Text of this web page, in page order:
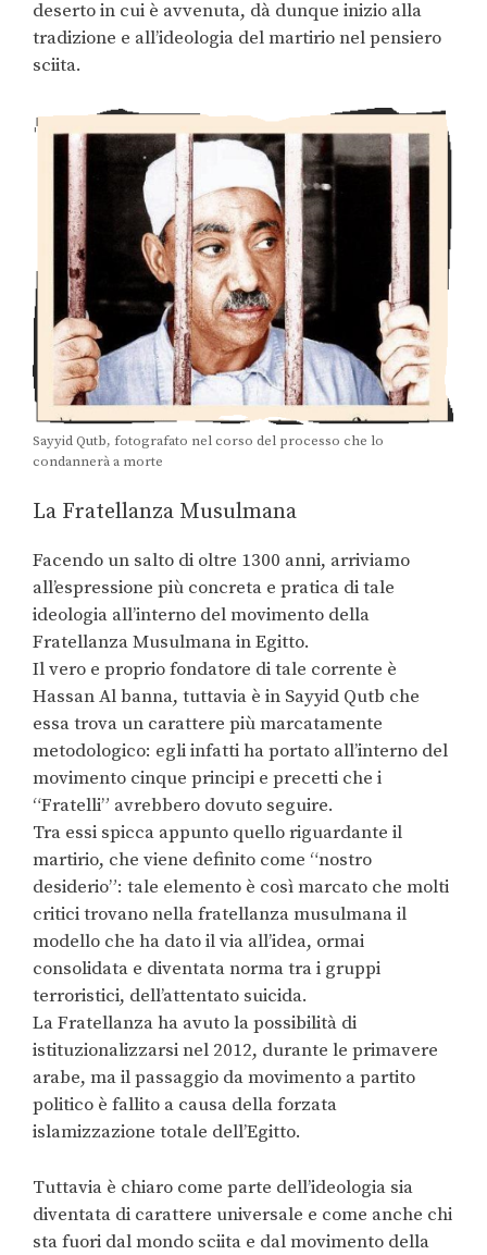
deserto in cui è avvenuta, dà dunque inizio alla
tradizione e all’ideologia del martirio nel pensiero
sciita.
Sayyid Qutb, fotografato nel corso del processo che lo
condannerà a morte
La Fratellanza Musulmana
Facendo un salto di oltre 1300 anni, arriviamo
all’espressione più concreta e pratica di tale
ideologia all’interno del movimento della
Fratellanza Musulmana in Egitto.
Il vero e proprio fondatore di tale corrente è
Hassan Al banna, tuttavia è in Sayyid Qutb che
essa trova un carattere più marcatamente
metodologico: egli infatti ha portato all’interno del
movimento cinque principi e precetti che i
“Fratelli” avrebbero dovuto seguire.
Tra essi spicca appunto quello riguardante il
martirio, che viene definito come “nostro
desiderio”: tale elemento è così marcato che molti
critici trovano nella fratellanza musulmana il
modello che ha dato il via all’idea, ormai
consolidata e diventata norma tra i gruppi
terroristici, dell’attentato suicida.
La Fratellanza ha avuto la possibilità di
istituzionalizzarsi nel 2012, durante le primavere
arabe, ma il passaggio da movimento a partito
politico è fallito a causa della forzata
islamizzazione totale dell’Egitto.
Tuttavia è chiaro come parte dell’ideologia sia
diventata di carattere universale e come anche chi
sta fuori dal mondo sciita e dal movimento della